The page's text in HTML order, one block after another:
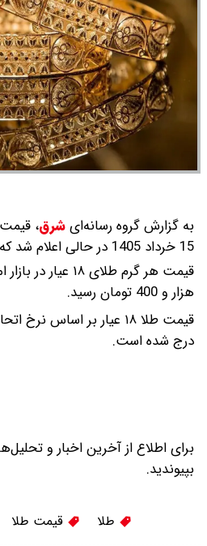
به گزارش گروه رسانه‌ایشرق،
15 خرداد 1405 در حالی اعلام شد که قیمت طلا افزایش یافت.
هزار و 400 تومان رسید.
قیمت طلا ۱۸ عیار بر اساس
درج شده است.
برای اطلاع از آخرین اخبار و
بپیوندید.
طلا قیمت طلا